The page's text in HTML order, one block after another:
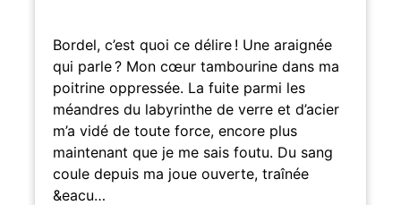
Bordel, c’est quoi ce délire ! Une araignée
qui parle ? Mon cœur tambourine dans ma
poitrine oppressée. La fuite parmi les
méandres du labyrinthe de verre et d’acier
m’a vidé de toute force, encore plus
maintenant que je me sais foutu. Du sang
coule depuis ma joue ouverte, traînée
&eacu…